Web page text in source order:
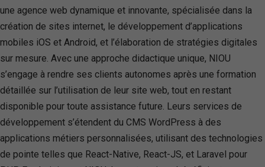
une agence web dynamique et innovante, spécialisée dans la
création de sites internet, le développement d’applications
mobiles iOS et Android, et l’élaboration de stratégies digitales
sur mesure. Avec une approche didactique unique, NIOU
s’engage à rendre ses clients autonomes après une formation
détaillée sur l’utilisation de leur site web, tout en restant
disponible pour toute assistance future. Leurs services de
développement s’étendent du CMS WordPress à des
applications métiers personnalisées, utilisant des technologies
de pointe telles que React-Native, React-JS, et Laravel pour